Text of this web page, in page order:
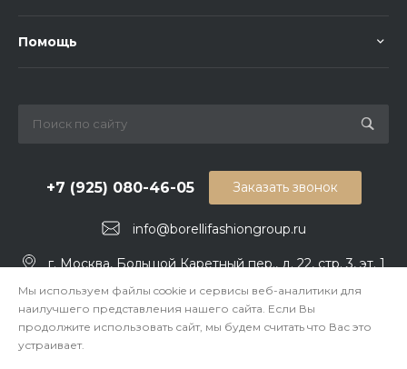
Помощь
+7 (925) 080-46-05
info@borellifashiongroup.ru
Заказать звонок
г. Москва, Большой Каретный пер., д. 22, стр. 3, эт. 1
Мы используем файлы cookie и сервисы веб-аналитики для
наилучшего представления нашего сайта. Если Вы
продолжите использовать сайт, мы будем считать что Вас это
устраивает.